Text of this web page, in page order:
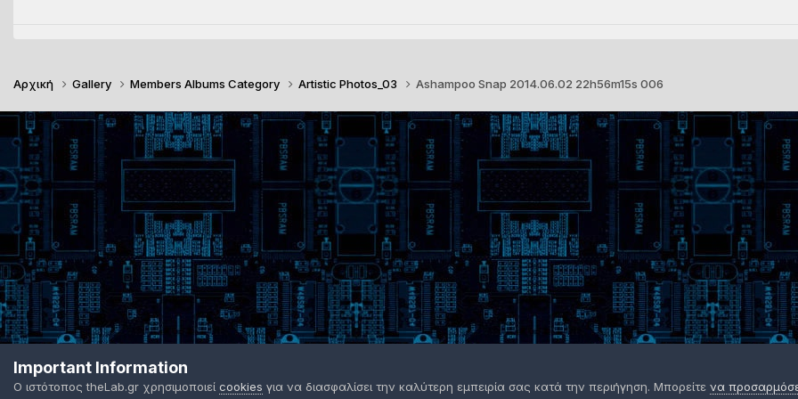
Αρχική Gallery Members Albums Category Artistic Photos_03 Ashampoo Snap 2014.06.02 22h56m15s 006
Important Information
Ο ιστότοπος theLab.gr χρησιμοποιεί cookies για να διασφαλίσει την καλύτερη εμπειρία σας κατά την περιήγηση. Μπορείτε να